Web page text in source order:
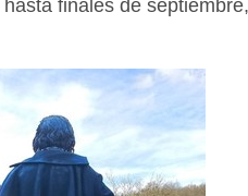
finales de